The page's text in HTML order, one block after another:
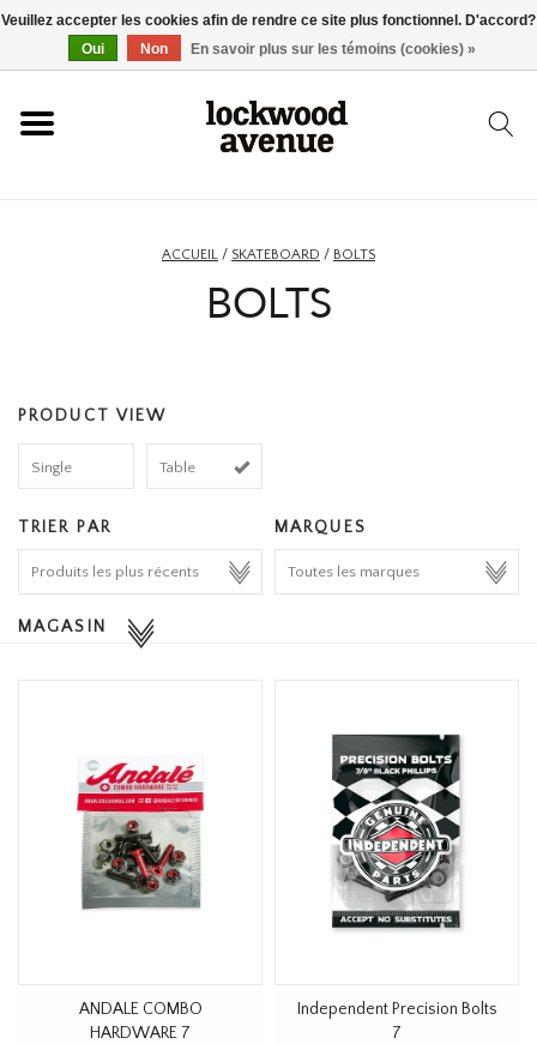
ACCUEIL
ACCESSOIRES
HOMEWARE
ACCUEIL / SKATEBOARD / BOLTS
BOLTS
PRODUCT VIEW
Single Table
TRIER PAR MARQUES
MAGASIN
ANDALE COMBO
HARDWARE 7
Independent Precision Bolts
7
Veuillez accepter les cookies afin de rendre ce site plus fonctionnel. D'accord?
Oui
Non En savoir plus sur les témoins (cookies) »